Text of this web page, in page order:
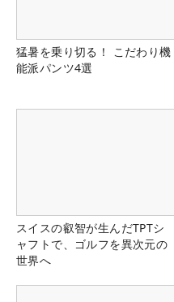
猛暑を乗り切る！ こだわり機
能派パンツ4選
スイスの叡智が生んだTPTシ
ャフトで、ゴルフを異次元の
世界へ